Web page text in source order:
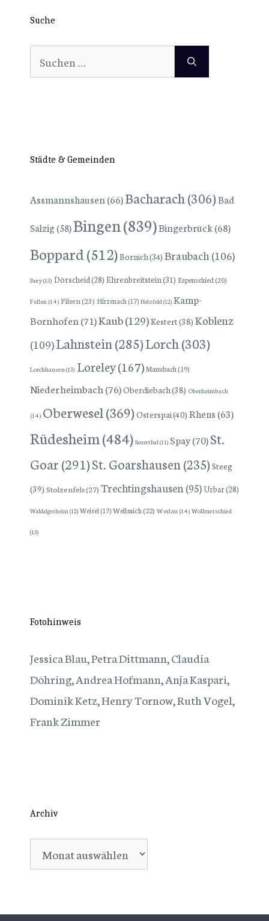
Suche
Suchen
nach:
Städte & Gemeinden
Assmannshausen (66)Bacharach(306)Bad
Salzig(58)Bingen(839)Bingerbrück(68)
Boppard(512)Bornich(34) Braubach(106)
Brey(13) Dörscheid(28) Ehrenbreitstein(31) Espenschied(20)
Fellen (14) Filsen(23) Hirzenach(17) Holzfeld(12) Kamp-
Bornhofen (71)Kaub(129)Kestert(38) Koblenz
(109)Lahnstein(285)Lorch(303)
Lorchhausen(13) Loreley(167)Manubach(19)
Niederheimbach (76)Oberdiebach(38) Oberheimbach
(14) Oberwesel(369)Osterspai(40) Rhens (63)
Rüdesheim(484) Sauerthal(11) Spay(70)St.
Goar(291)St. Goarshausen(235) Steeg
(39) Stolzenfels(27) Trechtingshausen(95)Urbar(28)
Waldalgesheim(12) Weisel(17)Wellmich (22) Werlau (14) Wollmerschied
(13)
Fotohinweis
Jessica Blau, Petra Dittmann, Claudia
Döhring, Andrea Hofmann, Anja Kaspari,
Dominik Ketz, Henry Tornow, Ruth Vogel,
Frank Zimmer
Archiv
Archiv